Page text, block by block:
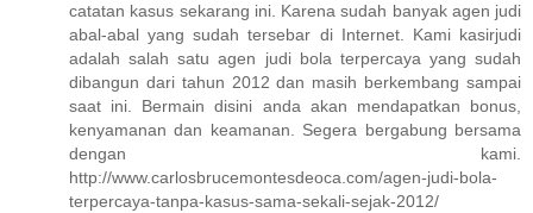
catatan kasus sekarang ini. Karena sudah banyak agen judi
abal-abal yang sudah tersebar di Internet. Kami kasirjudi
adalah salah satu agen judi bola terpercaya yang sudah
dibangun dari tahun 2012 dan masih berkembang sampai
saat ini. Bermain disini anda akan mendapatkan bonus,
kenyamanan dan keamanan. Segera bergabung bersama
dengan kami.
http://www.carlosbrucemontesdeoca.com/agen-judi-bola-
terpercaya-tanpa-kasus-sama-sekali-sejak-2012/